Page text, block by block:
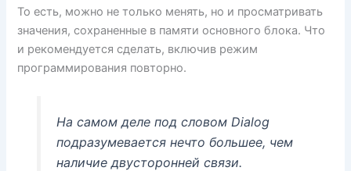
То есть, можно не только менять, но и просматривать
значения, сохраненные в памяти основного блока. Что
и рекомендуется сделать, включив режим
программирования повторно.
На самом деле под словом Dialog
подразумевается нечто большее, чем
наличие двусторонней связи.